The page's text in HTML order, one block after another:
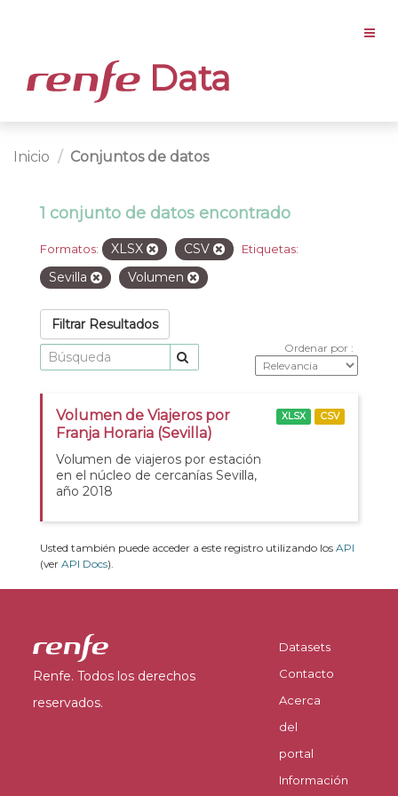
Data
Inicio Conjuntos de datos
1 conjunto de datos encontrado
Formatos: XLSX CSV Etiquetas:
Sevilla Volumen
Filtrar Resultados
Ordenar por
Volumen de Viajeros por
Franja Horaria (Sevilla)
Volumen de viajeros por estación
en el núcleo de cercanías Sevilla,
año 2018
XLSX CSV
Usted también puede acceder a este registro utilizando los API
(ver API Docs).
Renfe. Todos los derechos
reservados.
Datasets
Contacto
Acerca
del
portal
Información